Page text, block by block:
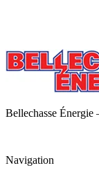
Bellechasse Énergie
Navigation